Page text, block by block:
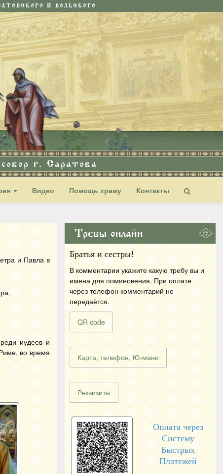
И ВОЛЬСКОГО
г. Саратова
Видео Помощь храму Контакты
и Павла в
иудеев и
во время
Требы онлайн
Братья и сестры!
В комментарии укажите какую требу вы и
имена для поминовения. При оплате
через телефон комментарий не
передаётся.
QR code
Карта, телефон, Ю-мани
Реквизиты
Оплата через
Систему
Быстрых
Платежей